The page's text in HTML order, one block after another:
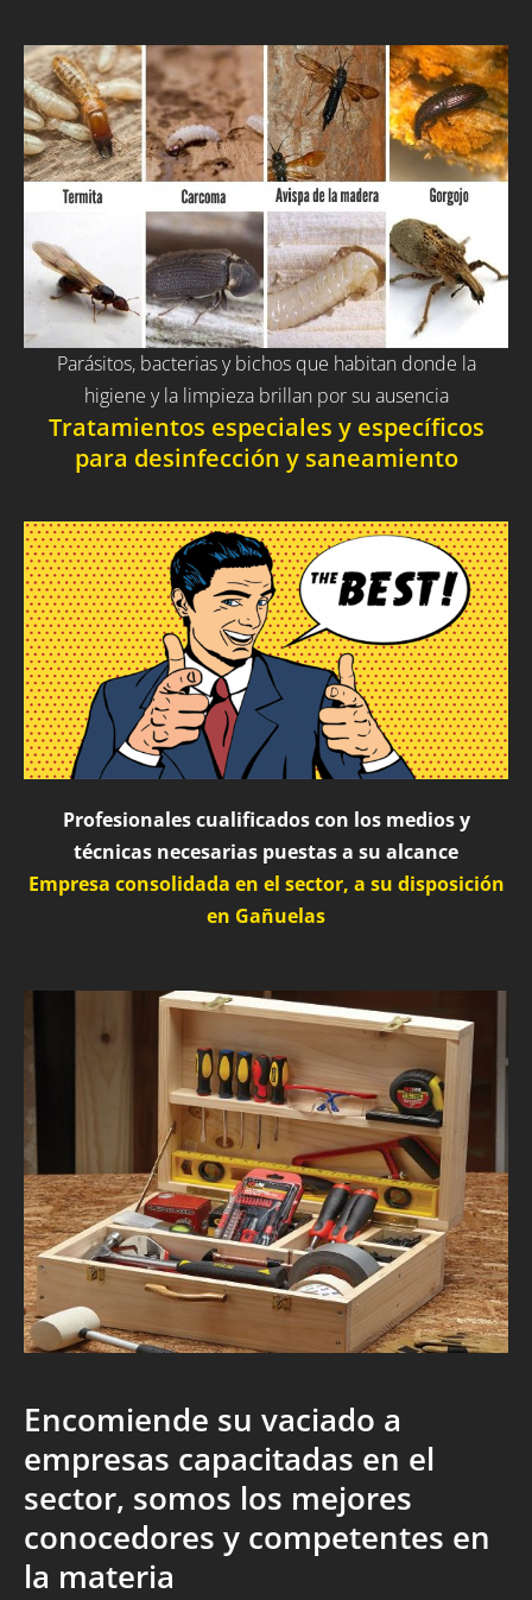
Parásitos, bacterias y bichos que habitan donde la
higiene y la limpieza brillan por su ausencia
Tratamientos especiales y específicos
para desinfección y saneamiento
Profesionales cualificados con los medios y
técnicas necesarias puestas a su alcance
Empresa consolidada en el sector, a su disposición
en Gañuelas
Encomiende su vaciado a
empresas capacitadas en el
sector, somos los mejores
conocedores y competentes en
la materia